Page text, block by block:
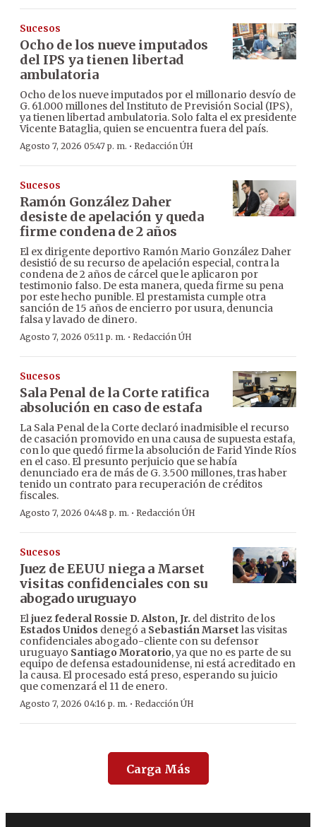
Sucesos
Ocho de los nueve imputados
del IPS ya tienen libertad
ambulatoria
Ocho de los nueve imputados por el millonario desvío de
G. 61.000 millones del Instituto de Previsión Social (IPS),
ya tienen libertad ambulatoria. Solo falta el ex presidente
Vicente Bataglia, quien se encuentra fuera del país.
Agosto 7, 2026 05:47 p. m. · Redacción ÚH
Sucesos
Ramón González Daher
desiste de apelación y queda
firme condena de 2 años
El ex dirigente deportivo Ramón Mario González Daher
desistió de su recurso de apelación especial, contra la
condena de 2 años de cárcel que le aplicaron por
testimonio falso. De esta manera, queda firme su pena
por este hecho punible. El prestamista cumple otra
sanción de 15 años de encierro por usura, denuncia
falsa y lavado de dinero.
Agosto 7, 2026 05:11 p. m. · Redacción ÚH
Sucesos
Sala Penal de la Corte ratifica
absolución en caso de estafa
La Sala Penal de la Corte declaró inadmisible el recurso
de casación promovido en una causa de supuesta estafa,
con lo que quedó firme la absolución de Farid Yinde Ríos
en el caso. El presunto perjuicio que se había
denunciado era de más de G. 3.500 millones, tras haber
tenido un contrato para recuperación de créditos
fiscales.
Agosto 7, 2026 04:48 p. m. · Redacción ÚH
Sucesos
Juez de EEUU niega a Marset
visitas confidenciales con su
abogado uruguayo
Eljuez federal Rossie D. Alston, Jr. del distrito de los
Estados Unidos denegó a Sebastián Marset las visitas
confidenciales abogado-cliente con su defensor
uruguayo Santiago Moratorio, ya que no es parte de su
equipo de defensa estadounidense, ni está acreditado en
la causa. El procesado está preso, esperando su juicio
que comenzará el 11 de enero.
Agosto 7, 2026 04:16 p. m. · Redacción ÚH
Carga Más